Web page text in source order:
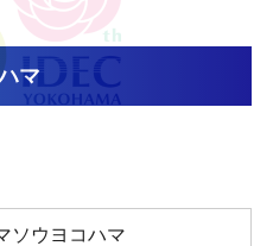
マ
ソウヨコハマ